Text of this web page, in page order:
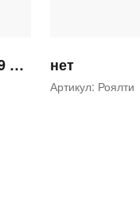
Вешалка с прищепками GL-29 с таргеткой Button Blue нет
Артикул: Роялти